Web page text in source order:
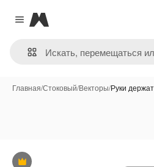
Close menu
Magnific
Главная/Стоковый/Векторы/Руки